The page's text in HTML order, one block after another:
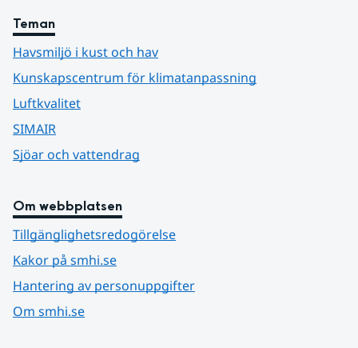
Teman
Havsmiljö i kust och hav
Kunskapscentrum för klimatanpassning
Luftkvalitet
SIMAIR
Sjöar och vattendrag
Om webbplatsen
Tillgänglighetsredogörelse
Kakor på smhi.se
Hantering av personuppgifter
Om smhi.se